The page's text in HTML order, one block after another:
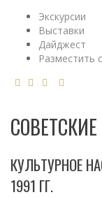
Экскурсии
Выставки
Дайджест
Разместить
КУЛЬТУРНОЕ
1991 ГГ.